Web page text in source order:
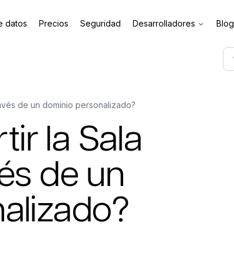
datos Precios Seguridad Desarrolladores Blog
de un dominio personalizado?
la Sala
de un